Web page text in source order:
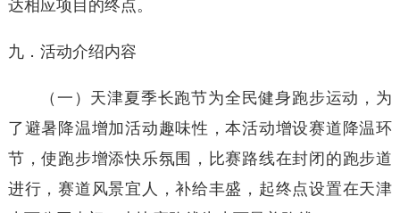
达相应项目的终点。
九．活动介绍内容
（一）天津夏季长跑节为全民健身跑步运动，为
了避暑降温增加活动趣味性，本活动增设赛道降温环
节，使跑步增添快乐氛围，比赛路线在封闭的跑步道
进行，赛道风景宜人，补给丰盛，起终点设置在天津